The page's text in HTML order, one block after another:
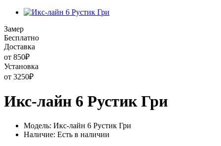
Замер
Бесплатно
Доставка
от 850₽
Установка
от 3250₽
Икс-лайн 6 Рустик Гри
Модель: Икс-лайн 6 Рустик Гри
Наличие: Есть в наличии